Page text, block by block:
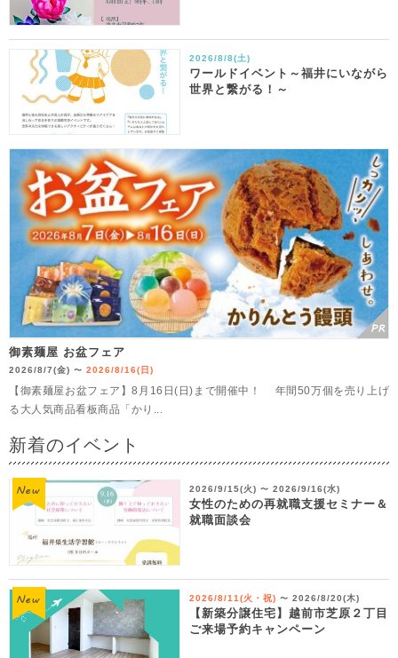
2026/8/8(土)
ワールドイベント～福井にいながら
世界と繋がる！～
御素麺屋 お盆フェア
2026/8/7(金) 〜 2026/8/16(日)
【御素麺屋お盆フェア】8月16日(日)まで開催中！ 年間50万個を売り上げ
る大人気商品看板商品「かり...
新着のイベント
2026/9/15(火) 〜 2026/9/16(水)
女性のための再就職支援セミナー＆
就職面談会
2026/8/11(火・祝) 〜 2026/8/20(木)
【新築分譲住宅】越前市芝原２丁目
ご来場予約キャンペーン